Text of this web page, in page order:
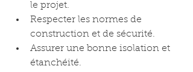
le projet.
Respecter les normes de
construction et de sécurité.
Assurer une bonne isolation et
étanchéité.